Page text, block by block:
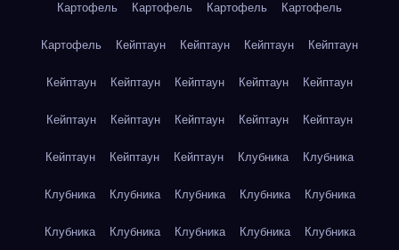
Картофель Картофель Картофель Картофель
Картофель Кейптаун Кейптаун Кейптаун Кейптаун
Кейптаун Кейптаун Кейптаун Кейптаун Кейптаун
Кейптаун Кейптаун Кейптаун Кейптаун Кейптаун
Кейптаун Кейптаун Кейптаун Клубника Клубника
Клубника Клубника Клубника Клубника Клубника
Клубника Клубника Клубника Клубника Клубника